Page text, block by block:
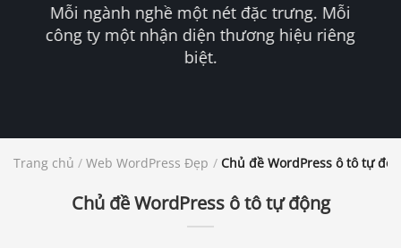
Mỗi ngành nghề một nét đặc trưng. Mỗi
công ty một nhận diện thương hiệu riêng
biệt.
Trang chủ / Web WordPress Đẹp / Chủ đề WordPress ô tô tự
Chủ đề WordPress ô tô tự động